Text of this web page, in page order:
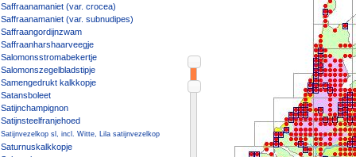
Saffraanamaniet (var. crocea)
Saffraanamaniet (var. subnudipes)
Saffraangordijnzwam
Saffraanharshaarveegje
Salomonsstromabekertje
Salomonszegelbladstipje
Samengedrukt kalkkopje
Satansboleet
Satijnchampignon
Satijnsteelfranjehoed
Satijnvezelkop sl, incl. Witte, Lila satijnvezelkop
Saturnuskalkkopje